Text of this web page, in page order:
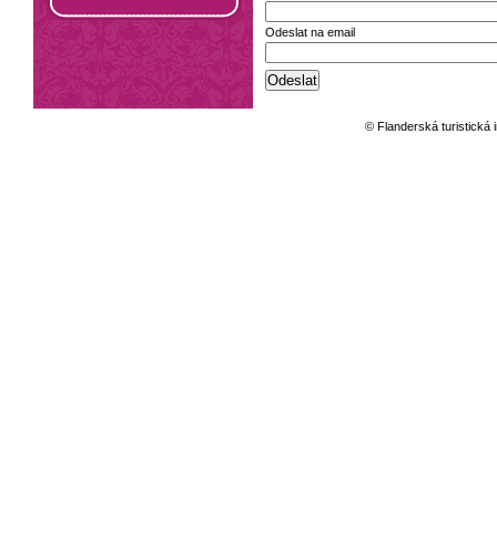
Odeslat na email
© Flanderská turistická